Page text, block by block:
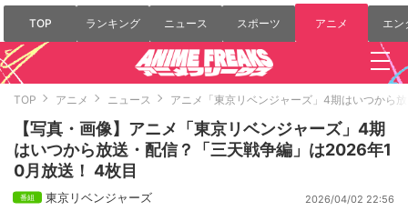
TOP ランキング ニュース スポーツ アニメ エン
TOP アニメ ニュース アニメ「東京リベンジャーズ」4期はいつから
【写真・画像】アニメ「東京リベンジャーズ」4期
はいつから放送・配信？「三天戦争編」は2026年1
0月放送！ 4枚目
東京リベンジャーズ 2026/04/02 22:56